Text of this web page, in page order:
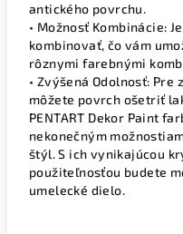
antického povrchu.
• Možnosť Kombinácie:
kombinovať, čo vám
rôznymi farebnými
• Zvýšená Odolnosť:
môžete povrch ošetriť
PENTART Dekor Paint
nekonečným
štýl. S ich vynikajúcou
použiteľnosťou budete
umelecké dielo.